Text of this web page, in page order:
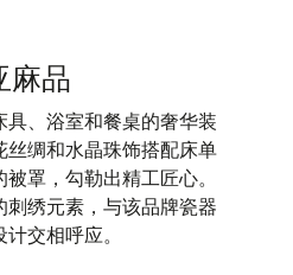
麻品
、浴室和餐桌的奢华装
绸和水晶珠饰搭配床单
罩，勾勒出精工匠心。
绣元素，与该品牌瓷器
交相呼应。